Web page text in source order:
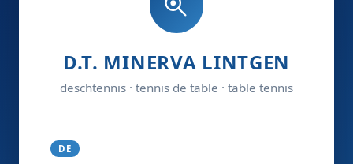
D.T. MINERVA LINTGEN
deschtennis · tennis de table · table tennis
DE